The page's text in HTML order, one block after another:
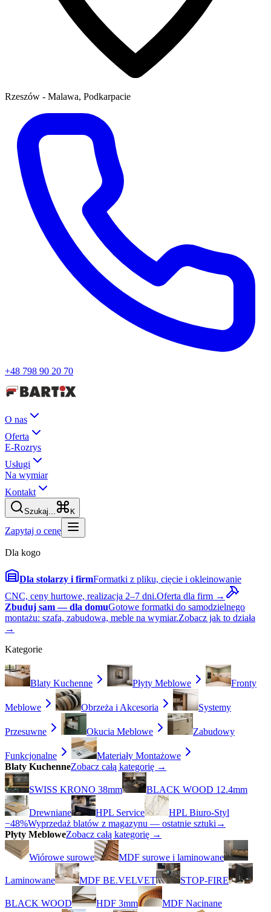
Rzeszów - Malawa, Podkarpacie
+48 798 90 20 70
O nas
Oferta
E-Rozrys
Usługi
Na wymiar
Kontakt
Szukaj... K
Zapytaj o cenę
Dla kogo
Dla stolarzy i firmFormatki z pliku, cięcie i okleinowanie
CNC, ceny hurtowe, realizacja 2–7 dni.Oferta dla firm →
Zbuduj sam — dla domuGotowe formatki do samodzielnego
montażu: szafa, zabudowa, meble na wymiar.Zobacz jak to działa
→
Kategorie
Blaty Kuchenne Płyty Meblowe Fronty
Meblowe Obrzeża i Akcesoria Systemy
Przesuwne Okucia Meblowe Zabudowy
Funkcjonalne
Materiały Montażowe
Blaty KuchenneZobacz całą kategorię →
SWISS KRONO 38mm BLACK WOOD 12.4mm
Drewniane HPL Service
HPL Biuro-Styl
−48%Wyprzedaż blatów z magazynu — ostatnie sztuki →
Płyty MebloweZobacz całą kategorię →
Wiórowe surowe MDF surowe i laminowane
Laminowane MDF BE.VELVET STOP-FIRE
BLACK WOOD HDF 3mm MDF Nacinane